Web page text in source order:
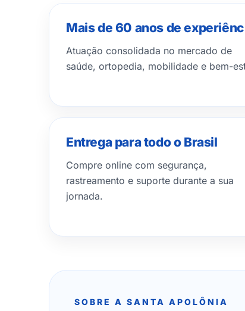
Mais de 60 anos de
Atuação consolidada no mercado de
saúde, ortopedia, mobilidade e bem-
Entrega para todo o Brasil
Compre online com segurança,
rastreamento e suporte durante a sua
jornada.
SOBRE A SANTA APOLÔNIA